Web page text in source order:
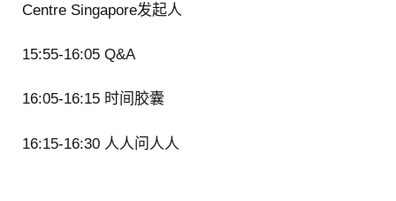
Centre Singapore发起人
15:55-16:05 Q&A
16:05-16:15 时间胶囊
16:15-16:30 人人问人人